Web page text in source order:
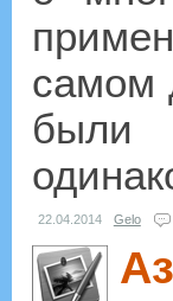
самом
были
22.04.2014 Gelo